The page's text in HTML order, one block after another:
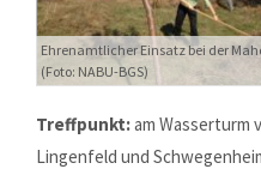
Ehrenamtlicher Einsatz bei der
(Foto: NABU-BGS)
Treffpunkt:am Wasserturm
Lingenfeld und